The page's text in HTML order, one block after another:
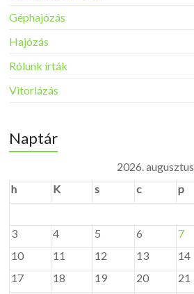
Géphajózás
Hajózás
Rólunk írták
Vitorlázás
Naptár
2026. augusztus
h
K s c p
3
4 5 6 7
10
11 12 13 14
17
18 19 20 21